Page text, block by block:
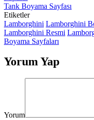
Tank Boyama Sayfası
Etiketler
Lamborghini Lamborghini
Lamborghini Resmi
Boyama Sayfaları
Yorum Yap
Yorum